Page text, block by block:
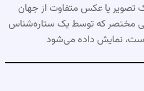
یا عکس متفاوت از جهان
مختصر که توسط یک ستاره‌شناس
نمایش داده می‌شود